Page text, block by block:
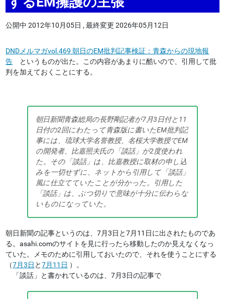
公開中 2012年10月05日 ,最終変更 2026年05月12日
DNDメルマガvol.469 朝日のEM批判記事検証：青森からの現地報
告 というものが出た。この内容があまりに酷いので、引用して批
判を加えておくことにする。
朝日新聞青森総局の長野剛記者が7月3日付と11
日付の2回にわたって青森版に書いたEM批判記
事には、琉球大学名誉教授、名桜大学教授でEM
の開発者、比嘉照夫氏の「談話」が2度使われ
た。その「談話」は、比嘉教授に取材の申し込
みを一切せずに、ネットから引用して「談話」
風に仕立てていたことが分かった。引用した
「談話」は、ぶつ切りで意味が十分に伝わらな
いものになっていた。
朝日新聞の記事というのは、7月3日と7月11日に出されたものであ
る。asahi.comのサイトを見に行ったら移動したのか見えなくなっ
ていた。メモのために引用しておいたので、それを使うことにする
（7月3日 と7月11日 ）。
「談話」と書かれているのは、7月3日の記事で